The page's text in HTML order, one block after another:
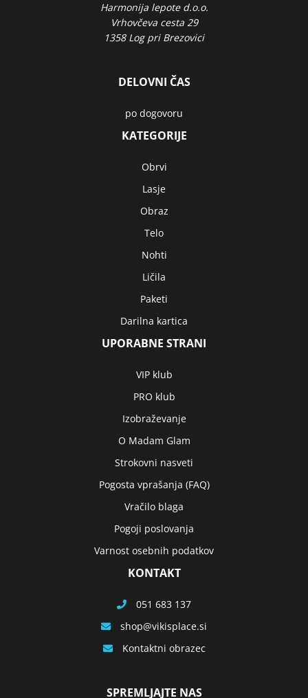
Harmonija lepote d.o.o.
Vrhovčeva cesta 29
1358 Log pri Brezovici
DELOVNI ČAS
po dogovoru
KATEGORIJE
Obrvi
Lasje
Obraz
Telo
Nohti
Ličila
Paketi
Darilna kartica
UPORABNE STRANI
VIP klub
PRO klub
Izobraževanje
O Madam Glam
Strokovni nasveti
Pogosta vprašanja (FAQ)
Vračilo blaga
Pogoji poslovanja
Varnost osebnih podatkov
KONTAKT
051 683 137
shop
vikisplace.si
Kontaktni obrazec
SPREMLJAJTE NAS